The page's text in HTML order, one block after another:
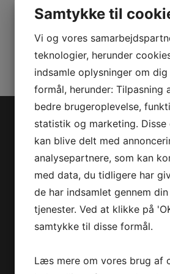
Kategorier:PWC, Reservedele
Jet-Trade
Jegstrupvej 280
8361 Hasselager
Telefon:+45 70 200
E-mail:
CVR-nummer:
Produkter
Samtykke til
Vi og vores
teknologier, herunder
indsamle oplysninger om
formål, herunder: Tilpasning
bedre brugeroplevelse,
statistik og marketing. Disse
kan blive delt med
analysepartnere, som kan
med data, du tidligere har
de har indsamlet gennem
tjenester. Ved at klikke på
samtykke til disse formål.
Læs mere om vores brug af